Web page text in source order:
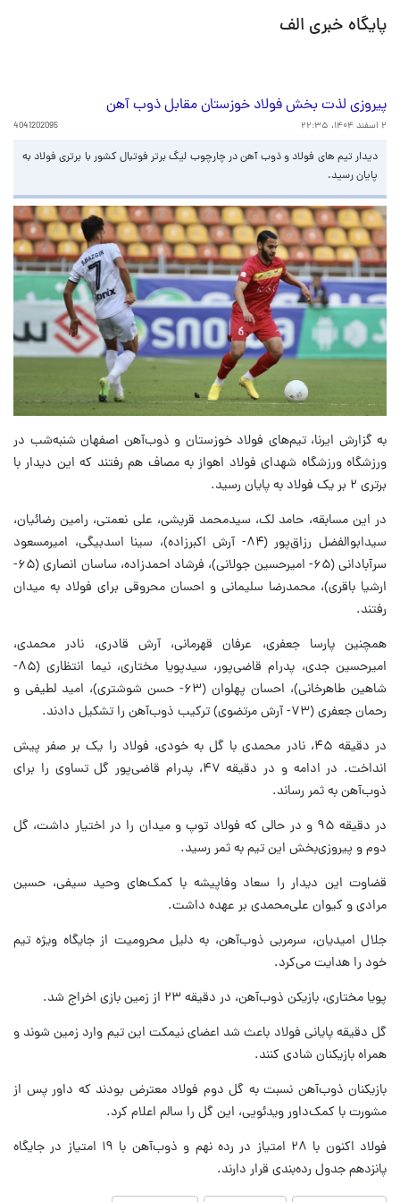
پایگاه خبری الف
پیروزی لذت بخش فولاد خوزستان مقابل ذوب آهن
۲ اسفند ۱۴۰۴، ۲۲:۳۵ 4041202095
دیدار تیم های فولاد و ذوب آهن در چارچوب لیگ برتر فوتبال کشور با برتری فولاد به
پایان رسید.
به گزارش ایرنا، تیم‌های فولاد خوزستان و ذوب‌آهن اصفهان شنبه‌شب در
ورزشگاه ورزشگاه شهدای فولاد اهواز به مصاف هم رفتند که این دیدار با
برتری ۲ بر یک فولاد به پایان رسید.
در این مسابقه، حامد لک، سیدمحمد قریشی، علی نعمتی، رامین رضائیان،
سیدابوالفضل رزاق‌پور (۸۴- آرش اکبرزاده)، سینا اسدبیگی، امیرمسعود
سرآبادانی (۶۵- امیرحسین جولانی)، فرشاد احمدزاده، ساسان انصاری (۶۵-
ارشیا باقری)، محمدرضا سلیمانی و احسان محروقی برای فولاد به میدان
رفتند.
همچنین پارسا جعفری، عرفان قهرمانی، آرش قادری، نادر محمدی،
امیرحسین جدی، پدرام قاضی‌پور، سیدپویا مختاری، نیما انتظاری (۸۵-
شاهین طاهرخانی)، احسان پهلوان (۶۳- حسن شوشتری)، امید لطیفی و
رحمان جعفری (۷۳- آرش مرتضوی) ترکیب ذوب‌آهن را تشکیل دادند.
در دقیقه ۴۵، نادر محمدی با گل به خودی، فولاد را یک بر صفر پیش
انداخت. در ادامه و در دقیقه ۴۷، پدرام قاضی‌پور گل تساوی را برای
ذوب‌آهن به ثمر رساند.
در دقیقه ۹۵ و در حالی که فولاد توپ و میدان را در اختیار داشت، گل
دوم و پیروزی‌بخش این تیم به ثمر رسید.
قضاوت این دیدار را سعاد وفاپیشه با کمک‌های وحید سیفی، حسین
مرادی و کیوان علی‌محمدی بر عهده داشت.
جلال امیدیان، سرمربی ذوب‌آهن، به دلیل محرومیت از جایگاه ویژه تیم
خود را هدایت می‌کرد.
پویا مختاری، بازیکن ذوب‌آهن، در دقیقه ۲۳ از زمین بازی اخراج شد.
گل دقیقه پایانی فولاد باعث شد اعضای نیمکت این تیم وارد زمین شوند و
همراه بازیکنان شادی کنند.
بازیکنان ذوب‌آهن نسبت به گل دوم فولاد معترض بودند که داور پس از
مشورت با کمک‌داور ویدئویی، این گل را سالم اعلام کرد.
فولاد اکنون با ۲۸ امتیاز در رده نهم و ذوب‌آهن با ۱۹ امتیاز در جایگاه
پانزدهم جدول رده‌بندی قرار دارند.